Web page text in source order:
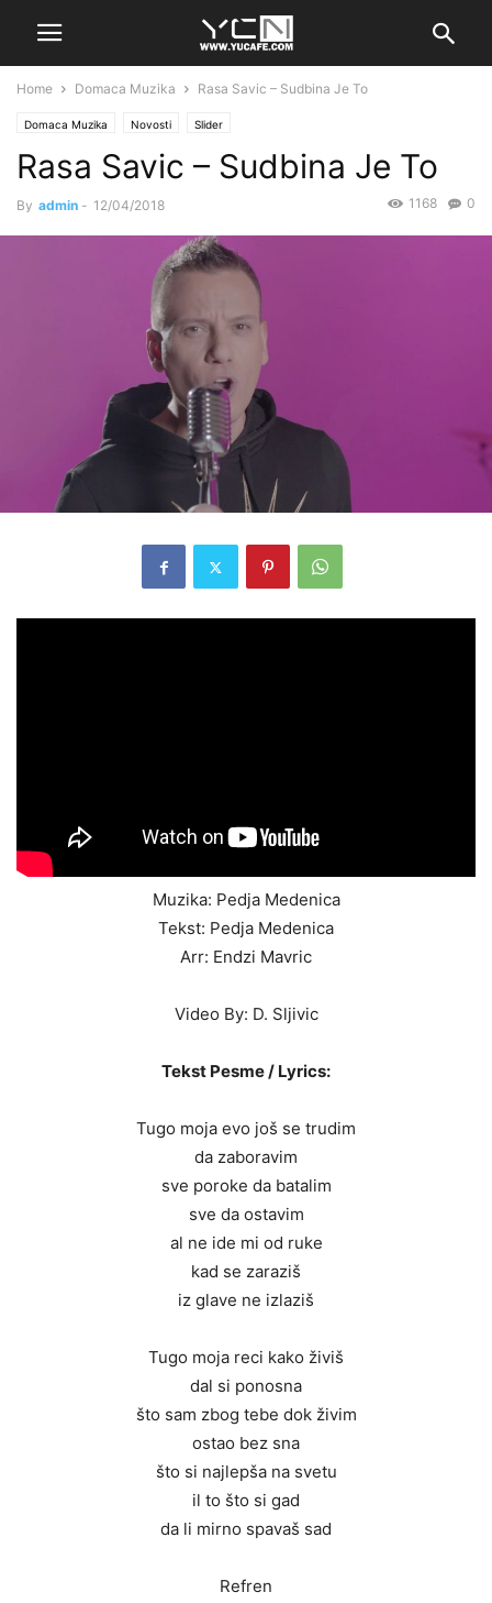
Home Domaca Muzika Rasa Savic – Sudbina Je To
Domaca Muzika Novosti Slider
Rasa Savic – Sudbina Je To
By admin - 12/04/2018 0
1168
Muzika: Pedja Medenica
Tekst: Pedja Medenica
Arr: Endzi Mavric
Video By: D. Sljivic
Tekst Pesme / Lyrics:
Tugo moja evo još se trudim
da zaboravim
sve poroke da batalim
sve da ostavim
al ne ide mi od ruke
kad se zaraziš
iz glave ne izlaziš
Tugo moja reci kako živiš
dal si ponosna
što sam zbog tebe dok živim
ostao bez sna
što si najlepša na svetu
il to što si gad
da li mirno spavaš sad
Refren